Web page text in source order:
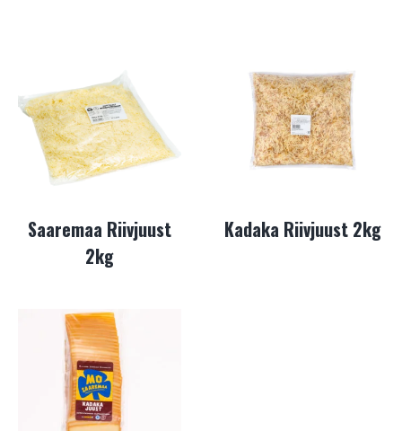
Saaremaa Riivjuust
2kg
Kadaka Riivjuust 2kg